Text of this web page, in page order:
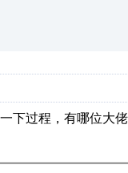
下过程，有哪位大